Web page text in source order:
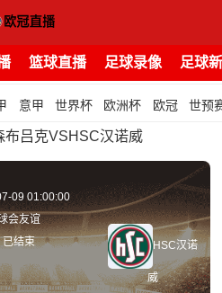
篮球直播 足球录像 足球
意甲 世界杯 欧洲杯 欧冠 世预
布吕克VSHSC汉诺威
09 01:00:00
会友谊
已结束
HSC汉诺
威